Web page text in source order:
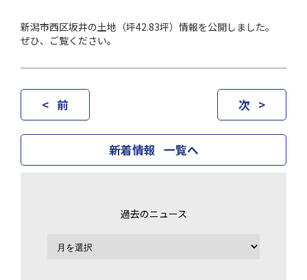
新潟市西区坂井の土地（坪42.83坪）情報を公開しました。
ぜひ、ご覧ください。
< 前 次 >
新着情報 一覧へ
過去のニュース